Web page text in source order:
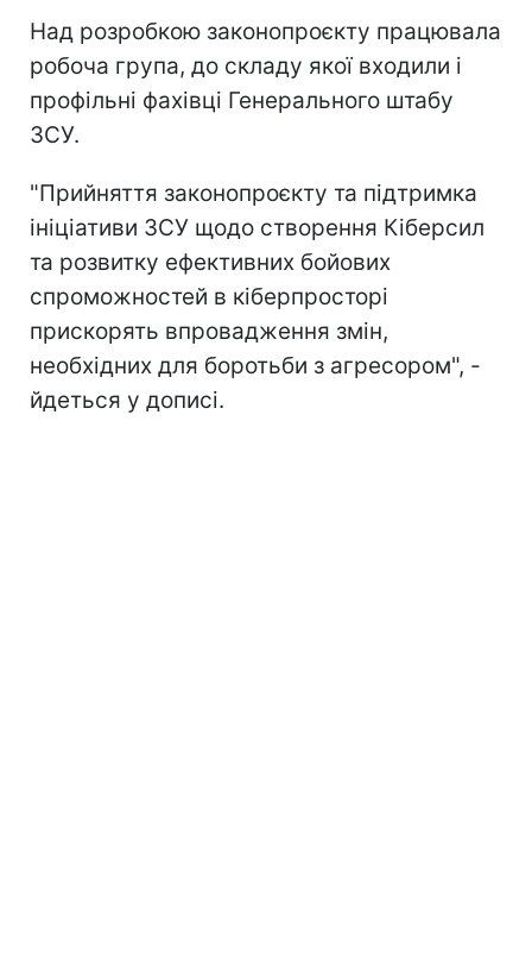
Над розробкою законопроєкту працювала
робоча група, до складу якої входили і
профільні фахівці Генерального штабу
ЗСУ.
"Прийняття законопроєкту та підтримка
ініціативи ЗСУ щодо створення Кіберсил
та розвитку ефективних бойових
спроможностей в кіберпросторі
прискорять впровадження змін,
необхідних для боротьби з агресором", -
йдеться у дописі.